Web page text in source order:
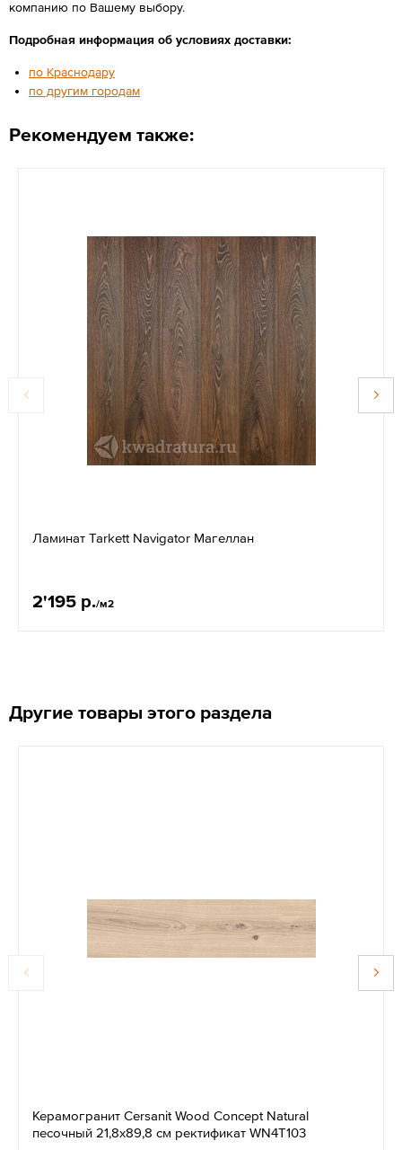
компанию по Вашему выбору.
Подробная информация об условиях доставки:
по Краснодару
по другим городам
Рекомендуем также:
Ламинат Tarkett Navigator Mагеллан
2'195 р./м2
Другие товары этого раздела
Керамогранит Cersanit Wood Concept Natural
песочный 21,8x89,8 см ректификат WN4T103